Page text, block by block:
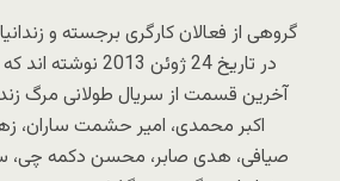
گروهی از فعالان کارگری برجسته و
در تاریخ 24 ژوئن
آخرین قسمت از سریال طولانی مرگ
اکبر محمدی، امیر حشمت ساران،
صیافی، هدی صابر، محسن دکمه چی،